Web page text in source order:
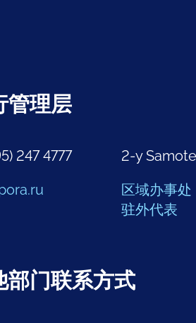
管理层
247 4777
2-y
区域办事处
驻外代表
部门联系方式